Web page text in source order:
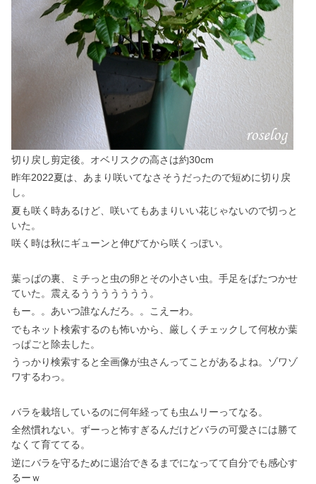
切り戻し剪定後。オベリスクの高さは約30cm
昨年2022夏は、あまり咲いてなさそうだったので短めに切り戻
し。
夏も咲く時あるけど、咲いてもあまりいい花じゃないので切っと
いた。
咲く時は秋にギューンと伸びてから咲くっぽい。
葉っぱの裏、ミチっと虫の卵とその小さい虫。手足をばたつかせ
ていた。震えるううううううう。
もー。。あいつ誰なんだろ。。こえーわ。
でもネット検索するのも怖いから、厳しくチェックして何枚か葉
っぱごと除去した。
うっかり検索すると全画像が虫さんってことがあるよね。ゾワゾ
ワするわっ。
バラを栽培しているのに何年経っても虫ムリーってなる。
全然慣れない。ずーっと怖すぎるんだけどバラの可愛さには勝て
なくて育ててる。
逆にバラを守るために退治できるまでになってて自分でも感心す
るーｗ